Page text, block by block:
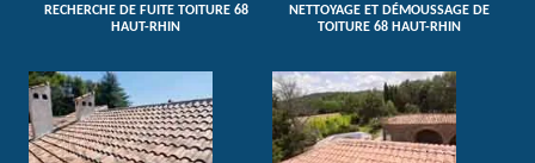
RECHERCHE DE FUITE TOITURE 68
HAUT-RHIN
NETTOYAGE ET DÉMOUSSAGE DE
TOITURE 68 HAUT-RHIN